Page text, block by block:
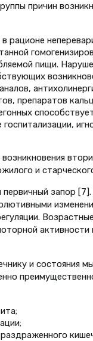
причин
рационе
пищи.
препаратов
и
запор
и состояния